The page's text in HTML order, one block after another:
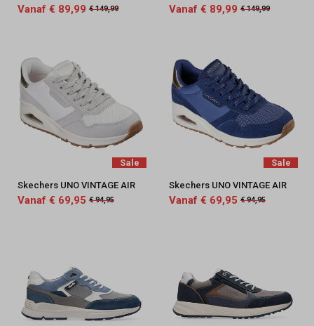
Vanaf € 89,99 € 149,99 Vanaf € 89,99 € 149,99
Sale
Skechers UNO VINTAGE AIR
Vanaf € 69,95 € 94,95
Sale
Skechers UNO VINTAGE AIR
Vanaf € 69,95 € 94,95